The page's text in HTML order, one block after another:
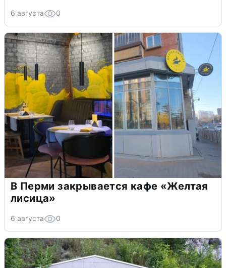
6 августа 0
В Перми закрывается кафе «Желтая
лисица»
6 августа 0